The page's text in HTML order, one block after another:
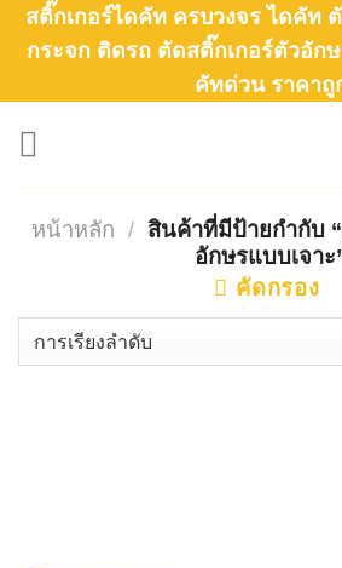
Skipสติ๊กเกอร์ไดคัท ครบวงจร ไดคัท
กระจก ติดรถ ตัดสติ๊กเกอร์ตัวอัก
คัทด่วน ราคาถู
หน้าหลัก / สินค้าที่มีป้ายกำกับ
อักษรแบบเจาะ
คัดกรอง